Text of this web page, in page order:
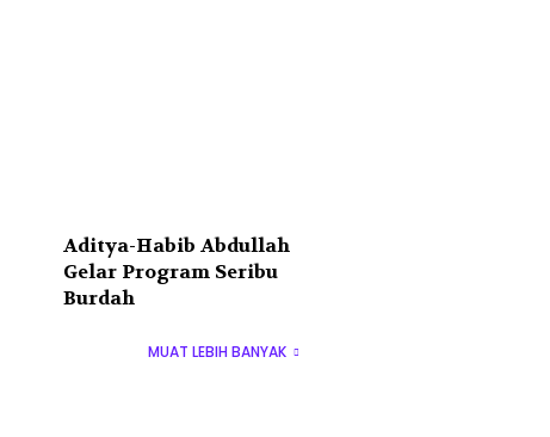
Aditya-Habib Abdullah
Gelar Program Seribu
Burdah
MUAT LEBIH BANYAK